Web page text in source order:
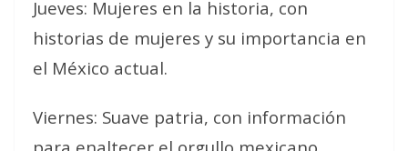
Jueves: Mujeres en la historia, con
historias de mujeres y su importancia en
el México actual.
Viernes: Suave patria, con información